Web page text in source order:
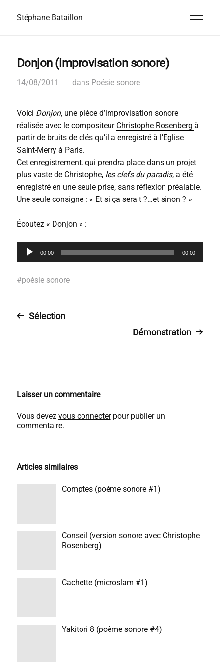
Stéphane Bataillon
Donjon (improvisation sonore)
14/08/2011 dans Poésie sonore
Voici Donjon, une pièce d’improvisation sonore
réalisée avec le compositeur Christophe Rosenberg à
partir de bruits de clés qu’il a enregistré à l’Eglise
Saint-Merry à Paris.
Cet enregistrement, qui prendra place dans un projet
plus vaste de Christophe, les clefs du paradis, a été
enregistré en une seule prise, sans réflexion préalable.
Une seule consigne : « Et si ça serait ?…et sinon ? »
Écoutez « Donjon » :
c
e
a
u
00:00 00:00
#poésie sonore
Sélection
Démonstration
Laisser un commentaire
Vous devez vous connecterpour publier un
commentaire.
Articles similaires
Comptes (poème sonore #1)
Conseil (version sonore avec Christophe
Rosenberg)
Cachette (microslam #1)
Yakitori 8 (poème sonore #4)